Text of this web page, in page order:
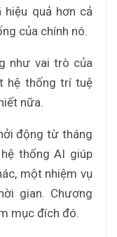
quả hơn cả
của chính nó.
như vai trò của
hệ thống trí tuệ
nữa.
động từ tháng
thống AI giúp
một nhiệm vụ
gian. Chương
mục đích đó.